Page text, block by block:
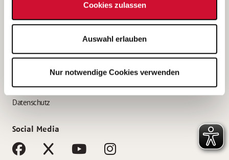
Cookies zulassen
Auswahl erlauben
Nur notwendige Cookies verwenden
Bewerbung als Erzieher*in
AWO Gliederungen nach Bundesland
Impressum
Datenschutz
Social Media